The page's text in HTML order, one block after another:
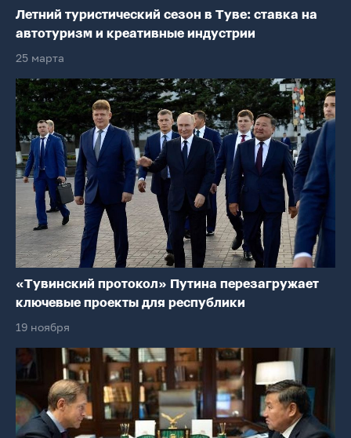
Летний туристический сезон в Туве: ставка на
автотуризм и креативные индустрии
25 марта
«Тувинский протокол» Путина перезагружает
ключевые проекты для республики
19 ноября